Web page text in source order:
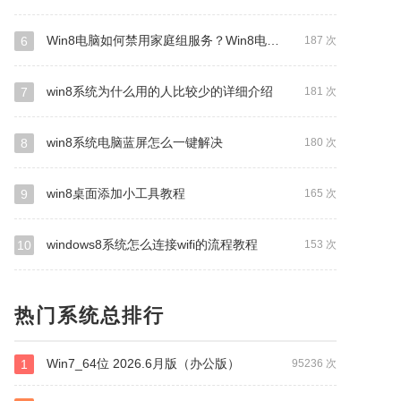
187 次
6 Win8电脑如何禁用家庭组服务？Win8电脑禁用家庭组服务操作步骤
181 次
7 win8系统为什么用的人比较少的详细介绍
180 次
8 win8系统电脑蓝屏怎么一键解决
165 次
9 win8桌面添加小工具教程
153 次
10 windows8系统怎么连接wifi的流程教程
热门系统总排行
95236 次
1 Win7_64位 2026.6月版（办公版）